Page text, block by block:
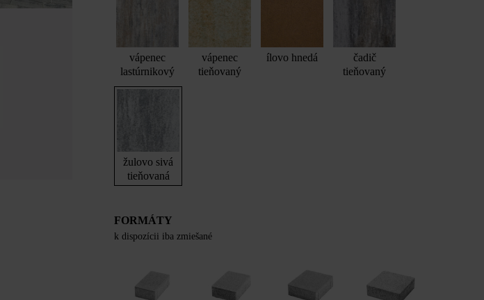
vápenec
lastúrnikový
vápenec
tieňovaný
ílovo hnedá
čadič
tieňovaný
žulovo sivá
tieňovaná
FORMÁTY
k dispozícii iba zmiešané